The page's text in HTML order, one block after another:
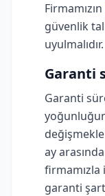
Firmamızın
güvenlik
uyulmalıdır.
Garanti
Garanti
ay
firmamızla
garanti